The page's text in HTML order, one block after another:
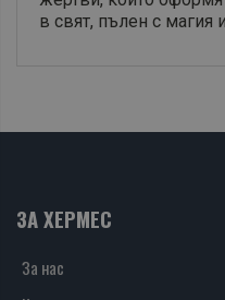
в свят, пълен с магия
ЗА ХЕРМЕС
За нас